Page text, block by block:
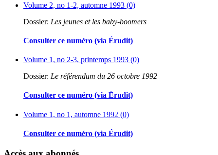
Volume 2, no 1-2, automne 1993 (0)
Dossier: Les jeunes et les baby-boomers
Consulter ce numéro (via Érudit)
Volume 1, no 2-3, printemps 1993 (0)
Dossier: Le référendum du 26 octobre 1992
Consulter ce numéro (via Érudit)
Volume 1, no 1, automne 1992 (0)
Consulter ce numéro (via Érudit)